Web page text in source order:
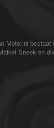
Motor.nl
Sneek en